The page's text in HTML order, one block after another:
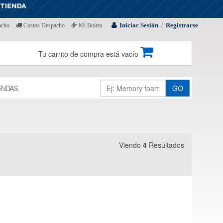
Iniciar Sesión / Registrarse
Costos Despacho Mi Boleta
Tu carrito de compra está vacío
GO
Viendo 4 Resultados